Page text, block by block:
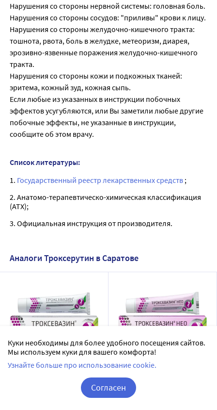
Нарушения со стороны нервной системы: головная боль.
Нарушения со стороны сосудов: "приливы" крови к лицу.
Нарушения со стороны желудочно-кишечного тракта:
тошнота, рвота, боль в желудке, метеоризм, диарея,
эрозивно-язвенные поражения желудочно-кишечного
тракта.
Нарушения со стороны кожи и подкожных тканей:
эритема, кожный зуд, кожная сыпь.
Если любые из указанных в инструкции побочных
эффектов усугубляются, или Вы заметили любые другие
побочные эффекты, не указанные в инструкции,
сообщите об этом врачу.
Список литературы:
1. Государственный реестр лекарственных средств ;
2. Анатомо-терапевтическо-химическая классификация
(ATX);
3. Официальная инструкция от производителя.
Аналоги Троксерутин в Саратове
Троксевазин 2% гель для
наружного применения
Троксевазин нео гель для
наружного применения
100 гр
ТРОКСЕВАЗИН
Куки необходимы для более удобного посещения сайтов.
Мы используем куки для вашего комфорта!
Узнайте больше про использование cookie.
Согласен